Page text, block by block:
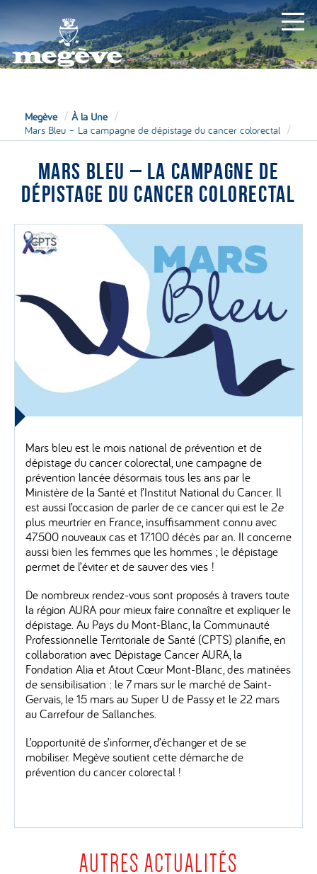
Megève
À la Une
Mars Bleu – La campagne de dépistage du cancer colorectal
MARS BLEU – LA CAMPAGNE DE
DÉPISTAGE DU CANCER COLORECTAL
Mars bleu est le mois national de prévention et de
dépistage du cancer colorectal, une campagne de
prévention lancée désormais tous les ans par le
Ministère de la Santé et l’Institut National du Cancer. Il
est aussi l’occasion de parler de ce cancer qui est le 2e
plus meurtrier en France, insuffisamment connu avec
47.500 nouveaux cas et 17.100 décès par an. Il concerne
aussi bien les femmes que les hommes ; le dépistage
permet de l’éviter et de sauver des vies !
De nombreux rendez-vous sont proposés à travers toute
la région AURA pour mieux faire connaître et expliquer le
dépistage. Au Pays du Mont-Blanc, la Communauté
Professionnelle Territoriale de Santé (CPTS) planifie, en
collaboration avec Dépistage Cancer AURA, la
Fondation Alia et Atout Cœur Mont-Blanc, des matinées
de sensibilisation : le 7 mars sur le marché de Saint-
Gervais, le 15 mars au Super U de Passy et le 22 mars
au Carrefour de Sallanches.
L’opportunité de s’informer, d’échanger et de se
mobiliser. Megève soutient cette démarche de
prévention du cancer colorectal !
AUTRES ACTUALITÉS